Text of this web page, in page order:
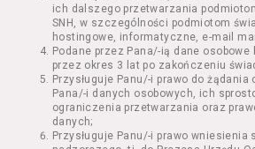
umowy z Usługodawcą i
wzięcia udziału w Seansie
określonego Wydarzenia;
Karnety – zestaw określonej
poszczególne części danego
na całe Wydarzenie,
Wydarzenia przez
Regulamin – niniejszy
ich dalszego przetwarzania
SNH, w szczególności podmiotom
hostingowe, informatyczne, e-mail
Podane przez Pana/-ią dane osobowe
przez okres 3 lat po zakończeniu
Przysługuje Panu/-i prawo do żądania
Pana/-i danych osobowych, ich
ograniczenia przetwarzania oraz
danych;
Przysługuje Panu/-i prawo wniesienia